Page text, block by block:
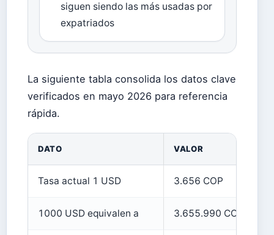
siguen siendo las más usadas por
expatriados
La siguiente tabla consolida los datos clave
verificados en mayo 2026 para referencia
rápida.
DATO VALOR
Tasa actual 1 USD 3.656 COP
1000 USD equivalen a 3.655.990 COP